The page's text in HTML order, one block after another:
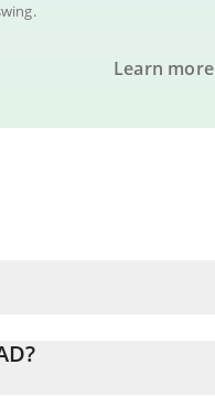
Learn more